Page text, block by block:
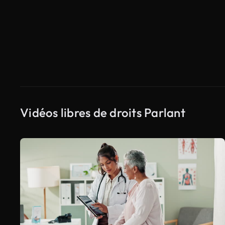
Vidéos libres de droits Parlant